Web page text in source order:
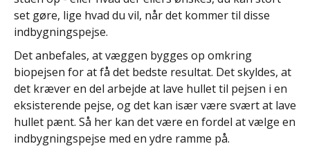
set gøre, lige hvad du vil, når det kommer til disse
indbygningspejse.
Det anbefales, at væggen bygges op omkring
biopejsen for at få det bedste resultat. Det skyldes, at
det kræver en del arbejde at lave hullet til pejsen i en
eksisterende pejse, og det kan især være svært at lave
hullet pænt. Så her kan det være en fordel at vælge en
indbygningspejse med en ydre ramme på.